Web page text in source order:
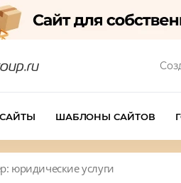
ШАБЛОНЫ САЙТОВ